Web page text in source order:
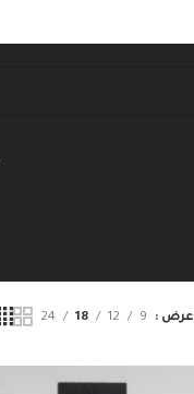
عرض 9
12
18
24